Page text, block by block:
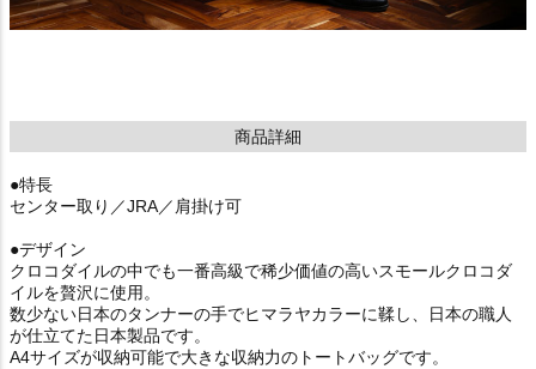
商品詳細
●特長
センター取り／JRA／肩掛け可
●デザイン
クロコダイルの中でも一番高級で稀少価値の高いスモールクロコダ
イルを贅沢に使用。
数少ない日本のタンナーの手でヒマラヤカラーに鞣し、日本の職人
が仕立てた日本製品です。
A4サイズが収納可能で大きな収納力のトートバッグです。